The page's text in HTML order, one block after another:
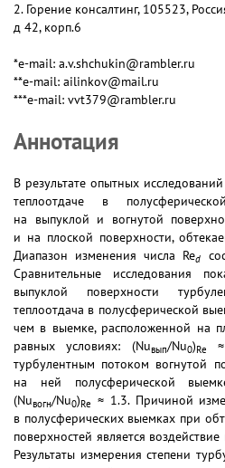
2. Горение консалтинг, 105523,
д 42, корп.6
*e-mail: a.v.shchukin@rambler.ru
**e-mail: ailinkov@mail.ru
***e-mail: vvt379@rambler.ru
Аннотация
В результате опытных
теплоотдаче в
на выпуклой и вогнутой
и на плоской поверхности,
Диапазон изменения числа Red
Сравнительные исследования
выпуклой поверхности
теплоотдача в полусферической
чем в выемке, расположенной на
равных условиях: (Nuвып/Nu0)Re
турбулентным потоком вогнутой
на ней полусферической
(Nuвогн/Nu0)Re ≈ 1.3. Причиной
в полусферических выемках при
поверхностей является
Результаты измерения степени